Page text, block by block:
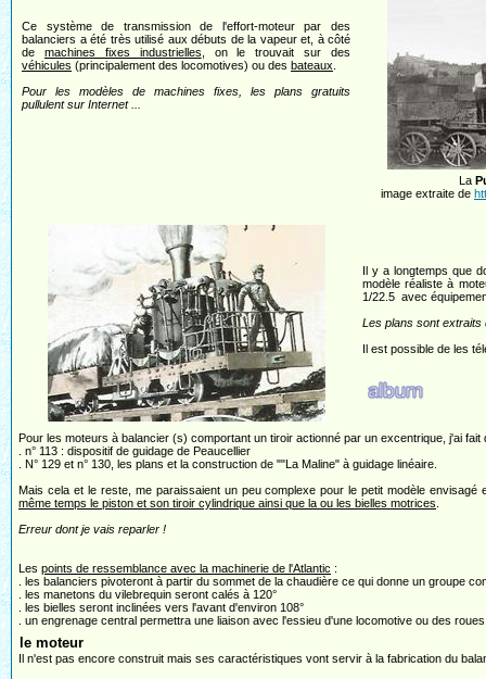
Ce système de transmission de l'effort-moteur par des
balanciers a été très utilisé aux débuts de la vapeur et, à côté
de machines fixes industrielles , on le trouvait sur des
véhicules (principalement des locomotives) ou des bateaux
Pour les modèles de machines fixes, les plans gratuits
pullulent sur Internet ...
La
image extraite de
Il y a longtemps que
modèle réaliste à
1/22.5 avec
Les plans sont extraits
Il est possible de les
Pour les moteurs à balancier (s) comportant un tiroir actionné par un excentrique, j'ai
. n° 113 : dispositif de guidage de Peaucellier
. N° 129 et n° 130, les plans et la construction de ""La Maline" à guidage linéaire.
Mais cela et le reste, me paraissaient un peu complexe pour le petit modèle
même temps le piston et son tiroir cylindrique ainsi que la ou les bielles motrices
Erreur dont je vais reparler !
Les points de ressemblance avec la machinerie de l'Atlantic :
. les balanciers pivoteront à partir du sommet de la chaudière ce qui donne un groupe
. les manetons du vilebrequin seront calés à 120°
. les bielles seront inclinées vers l'avant d'environ 108°
. un engrenage central permettra une liaison avec l'essieu d'une locomotive ou des
le moteur
Il n'est pas encore construit mais ses caractéristiques vont servir à la fabrication du